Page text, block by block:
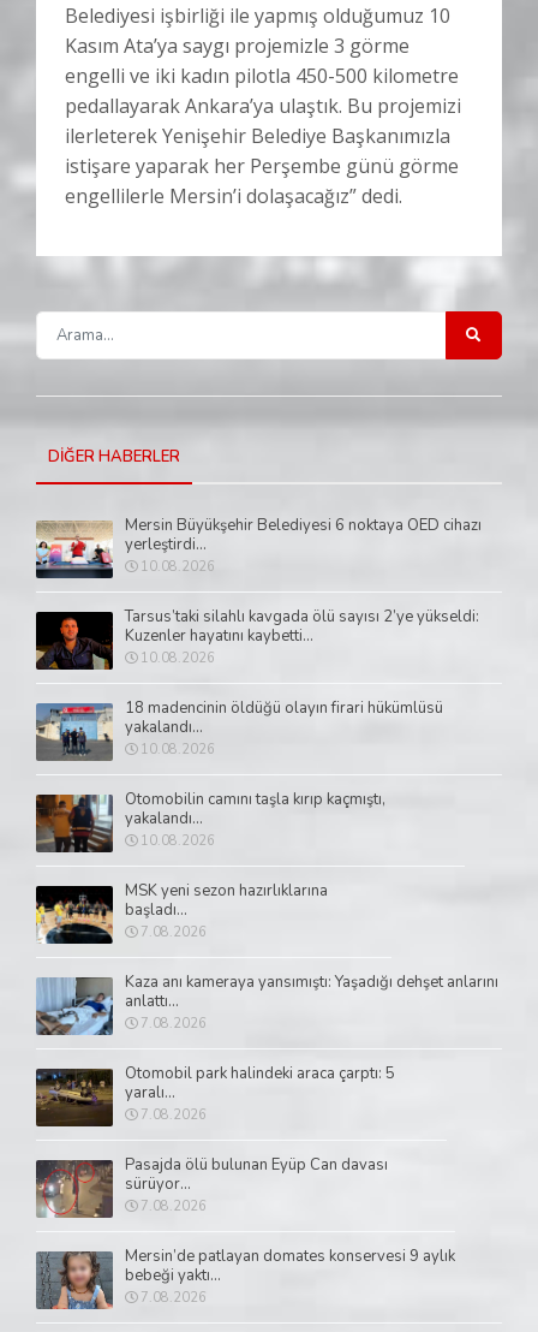
Belediyesi işbirliği ile yapmış olduğumuz 10
Kasım Ata’ya saygı projemizle 3 görme
engelli ve iki kadın pilotla 450-500 kilometre
pedallayarak Ankara’ya ulaştık. Bu projemizi
ilerleterek Yenişehir Belediye Başkanımızla
istişare yaparak her Perşembe günü görme
engellilerle Mersin’i dolaşacağız” dedi.
DİĞER HABERLER
Mersin Büyükşehir Belediyesi 6 noktaya OED cihazı
yerleştirdi...
10.08.2026
Tarsus’taki silahlı kavgada ölü sayısı 2’ye yükseldi:
Kuzenler hayatını kaybetti...
10.08.2026
18 madencinin öldüğü olayın firari hükümlüsü
yakalandı...
10.08.2026
Otomobilin camını taşla kırıp kaçmıştı,
yakalandı...
10.08.2026
MSK yeni sezon hazırlıklarına
başladı...
7.08.2026
Kaza anı kameraya yansımıştı: Yaşadığı dehşet anlarını
anlattı...
7.08.2026
Otomobil park halindeki araca çarptı: 5
yaralı...
7.08.2026
Pasajda ölü bulunan Eyüp Can davası
sürüyor...
7.08.2026
Mersin’de patlayan domates konservesi 9 aylık
bebeği yaktı...
7.08.2026